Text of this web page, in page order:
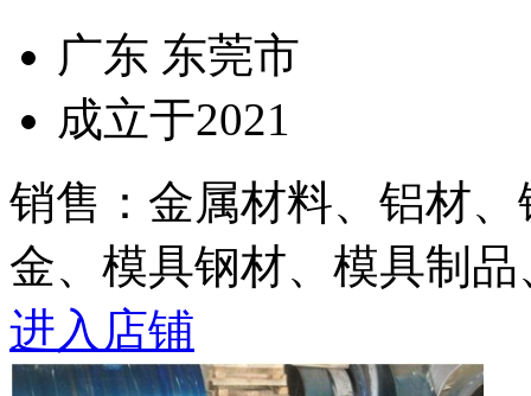
广东 东莞市
成立于2021
销售：金属材料、铝材
金、模具钢材、模具制品
进入店铺